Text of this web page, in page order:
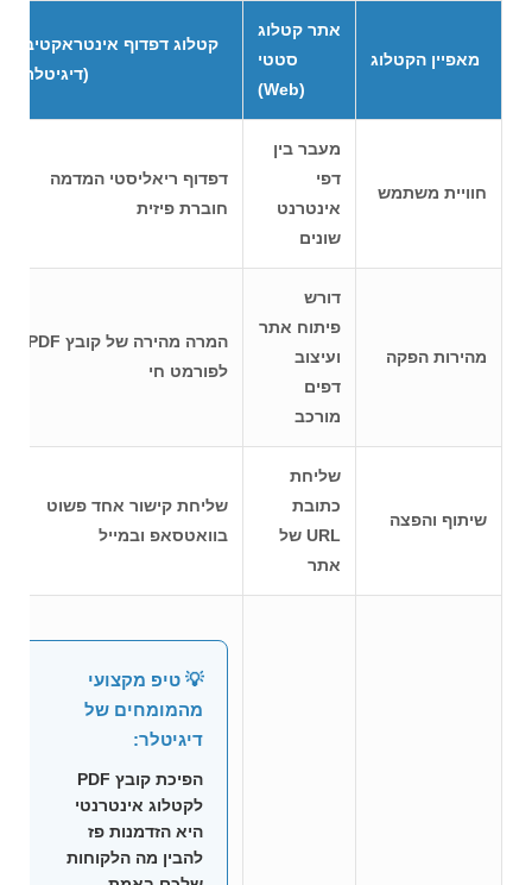
מאפיין הקטלוג
אתר קטלוג
סטטי
(Web)
קטלוג דפדוף אינטראקטיבי
(דיגיטלר)
חוויית משתמש
מעבר בין
דפי
אינטרנט
שונים
דפדוף ריאליסטי המדמה
חוברת פיזית
מהירות הפקה
דורש
פיתוח אתר
ועיצוב
דפים
מורכב
המרה מהירה של קובץ PDF
לפורמט חי
שיתוף והפצה
שליחת
כתובת
URL של
אתר
שליחת קישור אחד פשוט
בוואטסאפ ובמייל
💡 טיפ מקצועי
מהמומחים של
דיגיטלר:
הפיכת קובץ PDF
לקטלוג אינטרנטי
היא הזדמנות פז
להבין מה הלקוחות